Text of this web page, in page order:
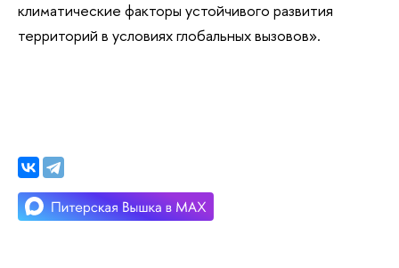
климатические факторы устойчивого развития
территорий в условиях глобальных вызовов».